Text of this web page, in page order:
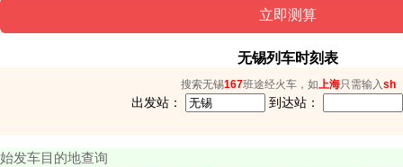
无锡列车时刻表
搜索无锡167班途经火车，如 上海只需输入 sh
出发站： 到达站：
始发车目的地查询